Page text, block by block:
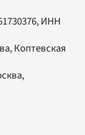
ИНН
Коптевская
,